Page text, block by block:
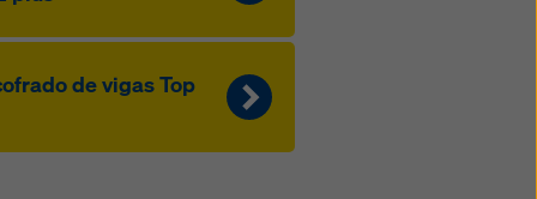
de vigas Top